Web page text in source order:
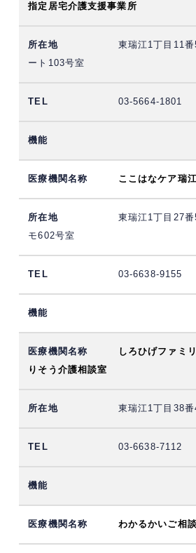
指定居宅介護支援事業所
東瑞江1丁目11
ート103号室
03-5664-1801
ここはなケア瑞江
東瑞江1丁目27
モ602号室
03-6638-9155
しろひげファミ
りそう介護相談室
東瑞江1丁目38
03-6638-7112
わかるかいご相